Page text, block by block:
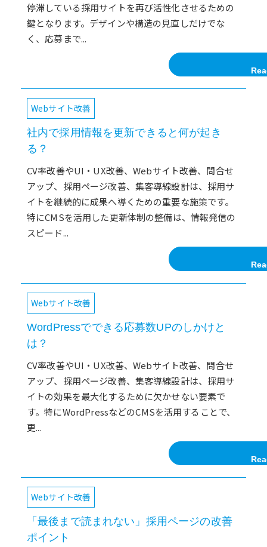
停滞している採用サイトを再び活性化させるための
鍵となります。デザインや構造の見直しだけでな
く、応募まで...
Webサイト改善
社内で採用情報を更新できると何が起き
る？
CV率改善やUI・UX改善、Webサイト改善、問合せ
アップ、採用ページ改善、集客導線設計は、採用サ
イトを継続的に成果へ導くための重要な施策です。
特にCMSを活用した更新体制の整備は、情報発信の
スピード...
Webサイト改善
WordPressでできる応募数UPのしかけと
は？
CV率改善やUI・UX改善、Webサイト改善、問合せ
アップ、採用ページ改善、集客導線設計は、採用サ
イトの効果を最大化するために欠かせない要素で
す。特にWordPressなどのCMSを活用することで、
更...
Webサイト改善
「最後まで読まれない」採用ページの改善
ポイント